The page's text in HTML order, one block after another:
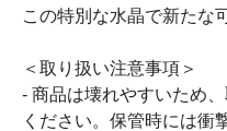
この特別な水晶で新たな
＜取り扱い注意事項＞
- 商品は壊れやすいため
ください。保管時には衝